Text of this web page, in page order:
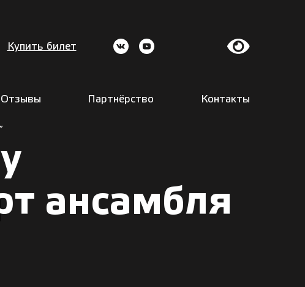
Купить билет
Отзывы Партнёрство Контакты
ансамбля